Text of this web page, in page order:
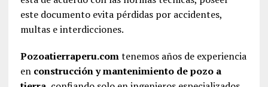
este documento evita pérdidas por accidentes,
multas e interdicciones.
Pozoatierraperu.comtenemos años de experiencia
en construcción y mantenimiento de pozo a